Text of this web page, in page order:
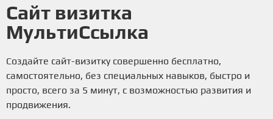
Сайт визитка
МультиСсылка
Создайте сайт-визитку совершенно бесплатно,
самостоятельно, без специальных навыков, быстро и
просто, всего за 5 минут, с возможностью развития и
продвижения.